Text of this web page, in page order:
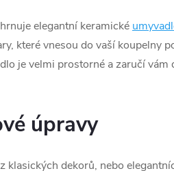
elegantní keramické
které vnesou do vaší koupelny
je velmi prostorné a zaručí
úpravy
klasických dekorů, nebo